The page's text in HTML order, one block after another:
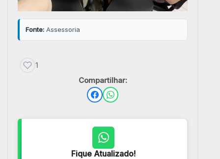
Fonte: Assessoria
1
Compartilhar:
Fique Atualizado!